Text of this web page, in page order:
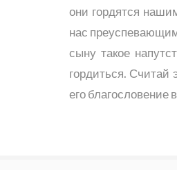
они гордятся
нас
сыну такое
гордиться. Считай
его благословение